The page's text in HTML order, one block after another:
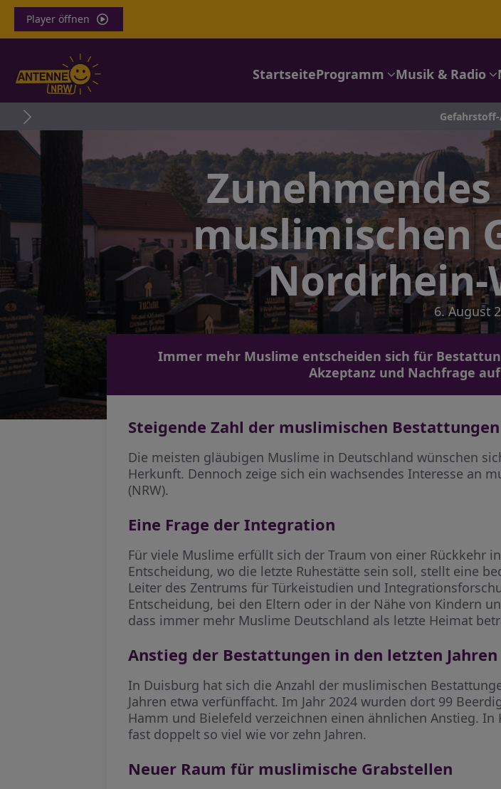
Player öffnen
StartseiteProgramm Musik & Radio
Gefahrstoff-Alarm in Ahlen:
muslimischen
Nordrhein-
6. August
Immer mehr Muslime entscheiden sich für
Akzeptanz und Nachfrage
Steigende Zahl der muslimischen
Die meisten gläubigen Muslime in Deutschland wünschen
Herkunft. Dennoch zeige sich ein wachsendes Interesse an
(NRW).
Eine Frage der Integration
Für viele Muslime erfüllt sich der Traum von einer Rückkehr
Entscheidung, wo die letzte Ruhestätte sein soll, stellt eine
Leiter des Zentrums für Türkeistudien und
Entscheidung, bei den Eltern oder in der Nähe von Kindern
dass immer mehr Muslime Deutschland als letzte Heimat
Anstieg der Bestattungen in den letzten Jahren
In Duisburg hat sich die Anzahl der muslimischen
Jahren etwa verfünffacht. Im Jahr 2024 wurden dort 99
Hamm und Bielefeld verzeichnen einen ähnlichen Anstieg.
fast doppelt so viel wie vor zehn Jahren.
Neuer Raum für muslimische Grabstellen